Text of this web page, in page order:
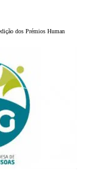
dos Prémios Human